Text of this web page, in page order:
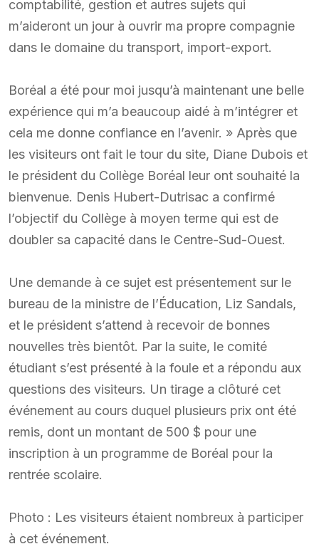
comptabilité, gestion et autres sujets qui
m’aideront un jour à ouvrir ma propre compagnie
dans le domaine du transport, import-export.
Boréal a été pour moi jusqu’à maintenant une belle
expérience qui m’a beaucoup aidé à m’intégrer et
cela me donne confiance en l’avenir. » Après que
les visiteurs ont fait le tour du site, Diane Dubois et
le président du Collège Boréal leur ont souhaité la
bienvenue. Denis Hubert-Dutrisac a confirmé
l’objectif du Collège à moyen terme qui est de
doubler sa capacité dans le Centre-Sud-Ouest.
Une demande à ce sujet est présentement sur le
bureau de la ministre de l’Éducation, Liz Sandals,
et le président s’attend à recevoir de bonnes
nouvelles très bientôt. Par la suite, le comité
étudiant s’est présenté à la foule et a répondu aux
questions des visiteurs. Un tirage a clôturé cet
événement au cours duquel plusieurs prix ont été
remis, dont un montant de 500 $ pour une
inscription à un programme de Boréal pour la
rentrée scolaire.
Photo : Les visiteurs étaient nombreux à participer
à cet événement.